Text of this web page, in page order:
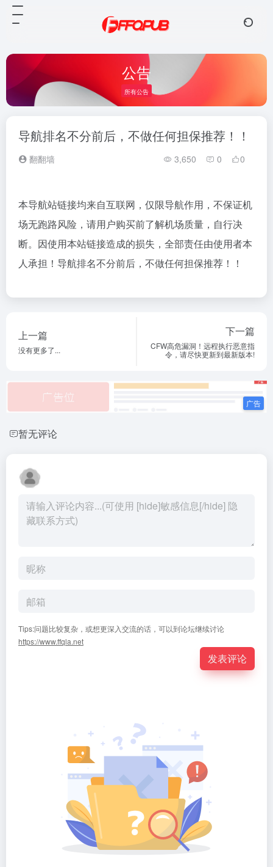
公告
所有公告
导航排名不分前后，不做任何担保推荐！！
翻翻墙 3,650 0 0
本导航站链接均来自互联网，仅限导航作用，不保证机
场无跑路风险，请用户购买前了解机场质量，自行决
断。因使用本站链接造成的损失，全部责任由使用者本
人承担！导航排名不分前后，不做任何担保推荐！！
上一篇
没有更多了...
下一篇
CFW高危漏洞！远程执行恶意指
令，请尽快更新到最新版本!
暂无评论
Tips:问题比较复杂，或想更深入交流的话，可以到论坛继续讨论
https://www.ffqla.net
发表评论